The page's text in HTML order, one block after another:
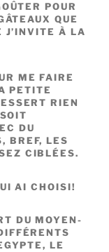
POUR
QUE
J’INVITE À LA
ME FAIRE
PETITE
RIEN
DU
BREF, LES
CIBLÉES.
AI CHOISI!
DU MOYEN-
LE